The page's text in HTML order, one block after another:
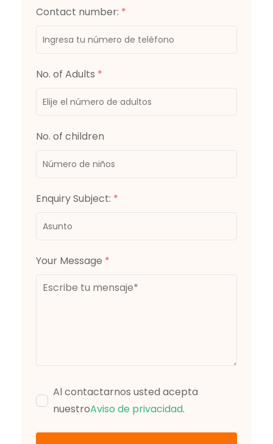
Contact number: *
No. of Adults *
No. of children
Enquiry Subject: *
Your Message *
Al contactarnos usted acepta
nuestroAviso de privacidad.